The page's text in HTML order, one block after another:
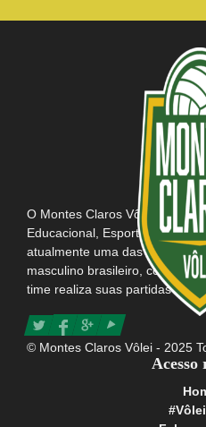
O Montes Claros Vôlei, em
Educacional, Esportiva e
atualmente uma das mais
masculino brasileiro, com
time realiza suas partidas
Poliesportivo Tancredo Neves
maior e mais apaixonada
© Montes Claros Vôlei - 2025
Acesso